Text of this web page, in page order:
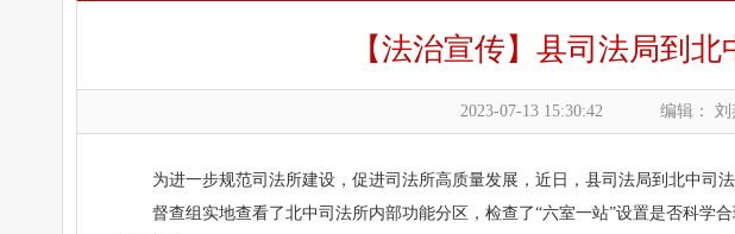
【法治宣传】县司法局到
2023-07-13 15:30:42 编辑： 刘
为进一步规范司法所建设，促进司法所高质量发展，近日，县司法局到北中司
督查组实地查看了北中司法所内部功能分区，检查了“六室一站”设置是否科学